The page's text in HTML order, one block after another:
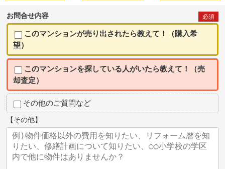
お問合せ内容 必須
このマンションが売り出されたら教えて！（購入希
望）
このマンションを探している人がいたら教えて！（売
却査定）
その他のご質問など
【その他】